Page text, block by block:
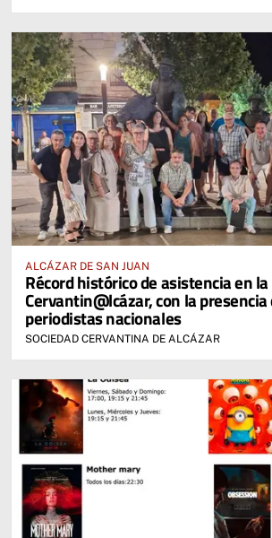
ALCÁZAR DE SAN JUAN
Récord histórico de asistencia en
Cervantin@lcázar, con la
periodistas nacionales
SOCIEDAD CERVANTINA DE ALCÁZAR